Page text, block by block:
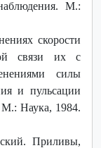
М.:
скорости
связи их с
силы
и пульсации
Наука, 1984.
Приливы,